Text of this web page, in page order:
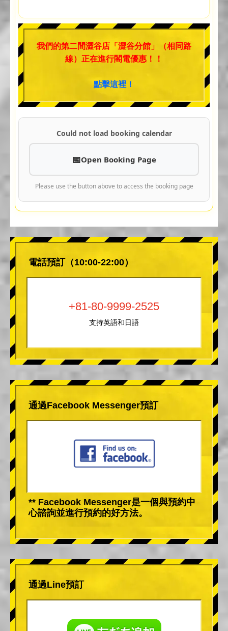
我們的第二間澀谷店「澀谷分館」（相同路
線）正在進行閣電優惠！！
點擊這裡！
Could not load booking calendar
Open Booking Page
Please use the button above to access the booking page
電話預訂（10:00-22:00）
+81-80-9999-2525
支持英語和日語
通過Facebook Messenger預訂
** Facebook Messenger是一個與預約中
心諮詢並進行預約的好方法。
通過Line預訂